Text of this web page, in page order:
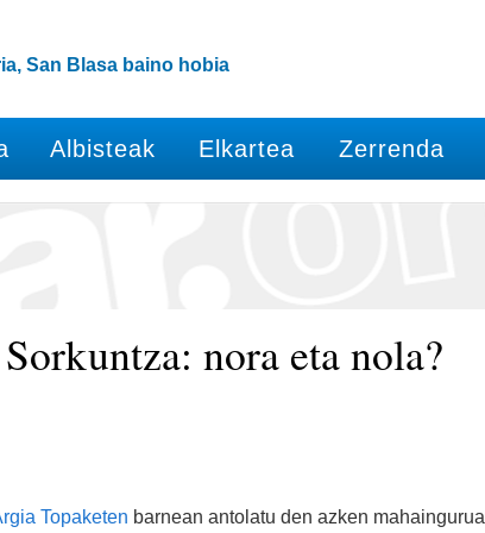
San Blasa baino hobia
Albisteak Elkartea Zerrenda
nora eta nola?
Topaketen barnean antolatu den azken mahaingurua,